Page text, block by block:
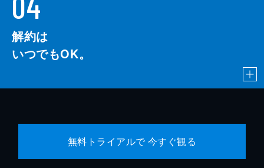
解約は
いつでもOK。
無料トライアルで 今すぐ観る